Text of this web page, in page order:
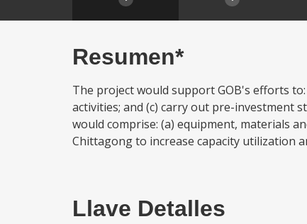
Resumen*
The project would support GOB's efforts
activities; and (c) carry out pre-investment
would comprise: (a) equipment, materials
Chittagong to increase capacity utilization
Llave Detalles